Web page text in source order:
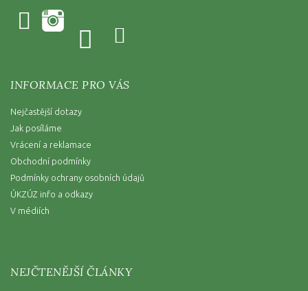
INFORMACE PRO VÁS
Nejčastější dotazy
Jak posíláme
Vrácení a reklamace
Obchodní podmínky
Podmínky ochrany osobních údajů
ÚKZÚZ info a odkazy
V médiích
NEJČTENĚJŠÍ ČLÁNKY